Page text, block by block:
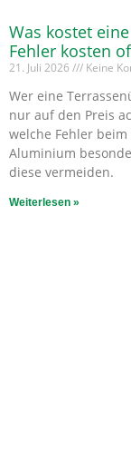
Was kostet
Fehler kosten
21. Juli 2026 Keine
Wer eine
nur auf den Preis
welche Fehler
Aluminium
diese vermeiden.
Weiterlesen »